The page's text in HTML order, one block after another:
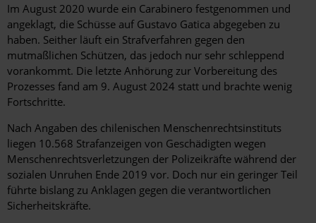
Im August 2020 wurde ein Carabinero festgenommen und
angeklagt, die Schüsse auf Gustavo Gatica abgegeben zu
haben. Seither läuft ein Strafverfahren gegen den
mutmaßlichen Schützen, das jedoch nur sehr schleppend
vorankommt. Die letzte Anhörung zur Vorbereitung des
Prozesses fand am 9. August 2024 statt und brachte wenig
Fortschritte.
Nach Angaben des chilenischen Menschenrechtsinstituts
liegen 10.568 Strafanzeigen von Geschädigten wegen
Menschenrechtsverletzungen der Polizeikräfte während der
sozialen Unruhen Ende 2019 vor. Doch nur ein geringer Teil
führte bislang zu Anklagen gegen die verantwortlichen
Sicherheitskräfte.